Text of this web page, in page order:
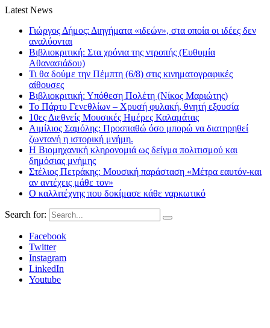
Latest News
Γιώργος Δήμος: Διηγήματα «ιδεών», στα οποία οι ιδέες δεν
αναλύονται
Βιβλιοκριτική: Στα χρόνια της ντροπής (Ευθυμία
Αθανασιάδου)
Τι θα δούμε την Πέμπτη (6/8) στις κινηματογραφικές
αίθουσες
Βιβλιοκριτική: Υπόθεση Πολέτη (Νίκος Μαριώτης)
Το Πάρτυ Γενεθλίων – Χρυσή φυλακή, θνητή εξουσία
10ες Διεθνείς Μουσικές Ημέρες Καλαμάτας
Αιμίλιος Σαμόλης: Προσπαθώ όσο μπορώ να διατηρηθεί
ζωντανή η ιστορική μνήμη.
Η Βιομηχανική κληρονομιά ως δείγμα πολιτισμού και
δημόσιας μνήμης
Στέλιος Πετράκης: Μουσική παράσταση «Μέτρα εαυτόν-και
αν αντέχεις μάθε τον»
Ο καλλιτέχνης που δοκίμασε κάθε ναρκωτικό
Search for:
Facebook
Twitter
Instagram
LinkedIn
Youtube